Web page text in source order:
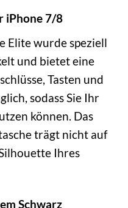
iPhone 7/8
Elite wurde speziell
und bietet eine
Tasten und
sodass Sie Ihr
können. Das
trägt nicht auf
Ihres
Schwarz